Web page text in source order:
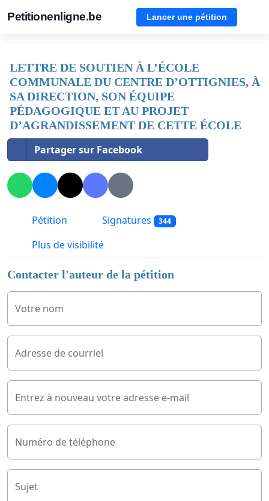
Petitionenligne.be Lancer une pétition
LETTRE DE SOUTIEN À L’ÉCOLE
COMMUNALE DU CENTRE D’OTTIGNIES, À
SA DIRECTION, SON ÉQUIPE
PÉDAGOGIQUE ET AU PROJET
D’AGRANDISSEMENT DE CETTE ÉCOLE
Partager sur Facebook
Pétition Signatures 344
Plus de visibilité
Contacter l'auteur de la pétition
Votre nom
Adresse de courriel
Entrez à nouveau votre adresse e-mail
Numéro de téléphone
Sujet